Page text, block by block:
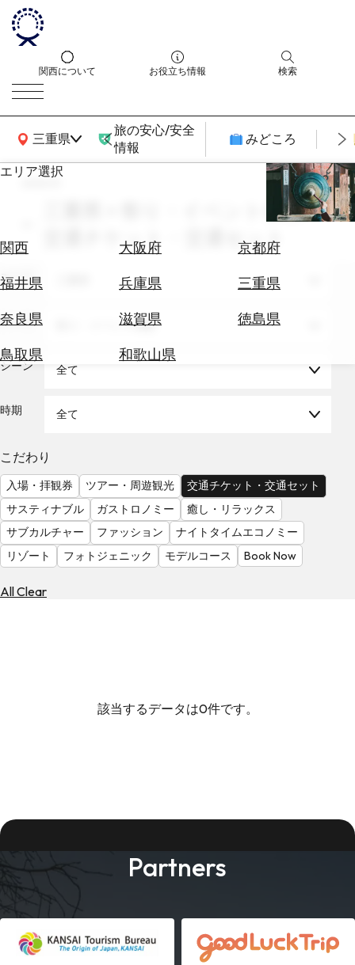
関西について お役立ち情報 検索
三重県
関西広域MAP
旅の安心/安全
情報
みどころ
エリア選択
関西 大阪府
京都府
福井県
兵庫県
三重県
奈良県
滋賀県
徳島県
鳥取県
和歌山県
エ
券
テ
を
る
気
を
見
る
search
三重県 × 祭り・イベント体験 ×
交通チケット・交通セット
エリア
テーマ 祭り・イベント体験
シーン 全て
時期 全て
こだわり
入場・拝観券 ツアー・周遊観光
交通チケット・交通セット
サスティナブル
ガストロノミー
癒し・リラックス
サブカルチャー
ファッション
ナイトタイムエコノミー
リゾート
フォトジェニック モデルコース Book Now
All Clear
該当するデータは0件です。
Partners